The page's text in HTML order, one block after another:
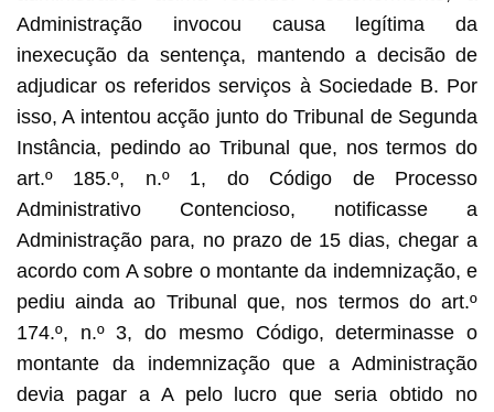
Administração invocou causa legítima da
inexecução da sentença, mantendo a decisão de
adjudicar os referidos serviços à Sociedade B. Por
isso, A intentou acção junto do Tribunal de Segunda
Instância, pedindo ao Tribunal que, nos termos do
art.º 185.º, n.º 1, do Código de Processo
Administrativo Contencioso, notificasse a
Administração para, no prazo de 15 dias, chegar a
acordo com A sobre o montante da indemnização, e
pediu ainda ao Tribunal que, nos termos do art.º
174.º, n.º 3, do mesmo Código, determinasse o
montante da indemnização que a Administração
devia pagar a A pelo lucro que seria obtido no